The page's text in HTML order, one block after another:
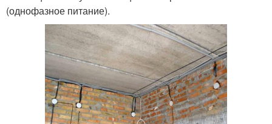
(однофазное питание).